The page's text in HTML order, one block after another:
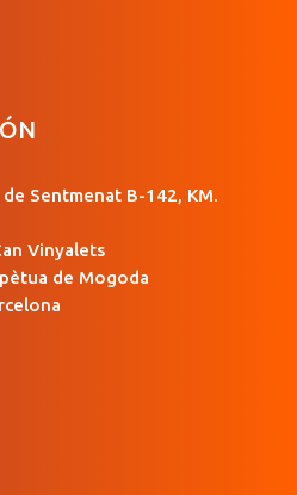
Sentmenat B-142, KM.
Vinyalets
de Mogoda